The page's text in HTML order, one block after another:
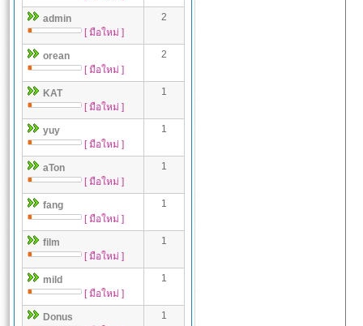
admin
[ มือใหม่ ]
2
orean
[ มือใหม่ ]
2
KAT
[ มือใหม่ ]
1
yuy
[ มือใหม่ ]
1
aTon
[ มือใหม่ ]
1
fang
[ มือใหม่ ]
1
film
[ มือใหม่ ]
1
mild
[ มือใหม่ ]
1
Donus
1